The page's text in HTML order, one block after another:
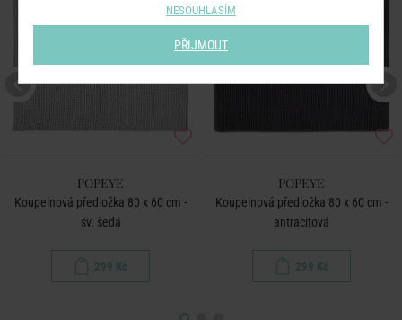
POPEYE
Koupelnová předložka 80 x 60 cm -
sv. šedá
299 Kč
POPEYE
Koupelnová předložka 80 x 60 cm -
antracitová
299 Kč
NESOUHLASÍM
PŘIJMOUT